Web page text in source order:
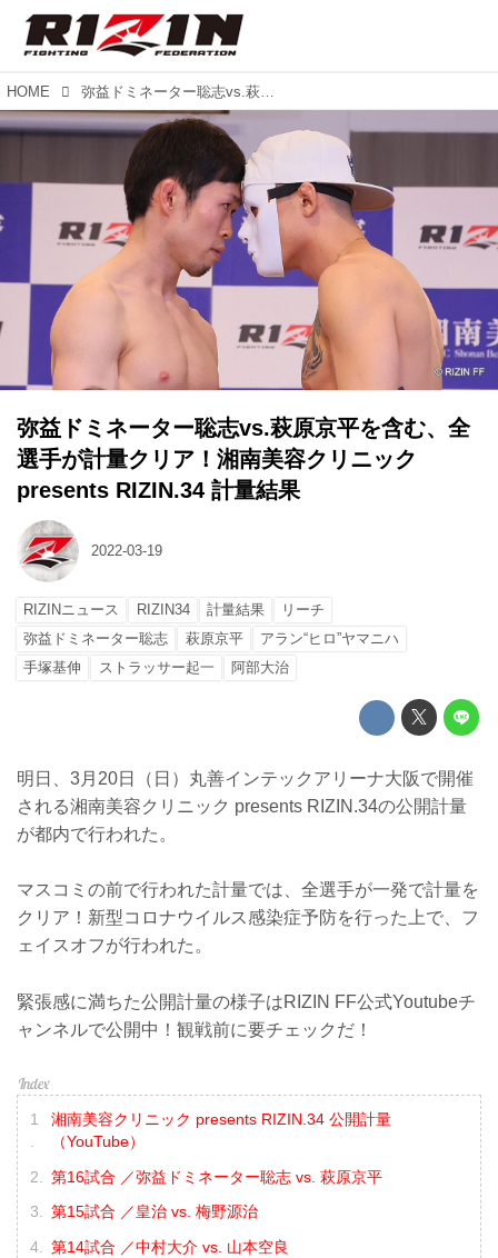
HOME 弥益ドミネーター聡志vs.萩原京平を含む、全選手が計量クリア！湘南美容クリニック presents RIZIN.34 計量結果
弥益ドミネーター聡志vs.萩原京平を含む、全
選手が計量クリア！湘南美容クリニック
presents RIZIN.34 計量結果
2022-03-19
RIZINニュース RIZIN34 計量結果
リーチ
弥益ドミネーター聡志
萩原京平
アラン“ヒロ”ヤマニハ
手塚基伸
ストラッサー起一 阿部大治
明日、3月20日（日）丸善インテックアリーナ大阪で開催
される湘南美容クリニック presents RIZIN.34の公開計量
が都内で行われた。
マスコミの前で行われた計量では、全選手が一発で計量を
クリア！新型コロナウイルス感染症予防を行った上で、フ
ェイスオフが行われた。
緊張感に満ちた公開計量の様子はRIZIN FF公式Youtubeチ
ャンネルで公開中！観戦前に要チェックだ！
湘南美容クリニック presents RIZIN.34 公開計量
（YouTube）
第16試合 ／弥益ドミネーター聡志 vs. 萩原京平
第15試合 ／皇治 vs. 梅野源治
第14試合 ／中村大介 vs. 山本空良